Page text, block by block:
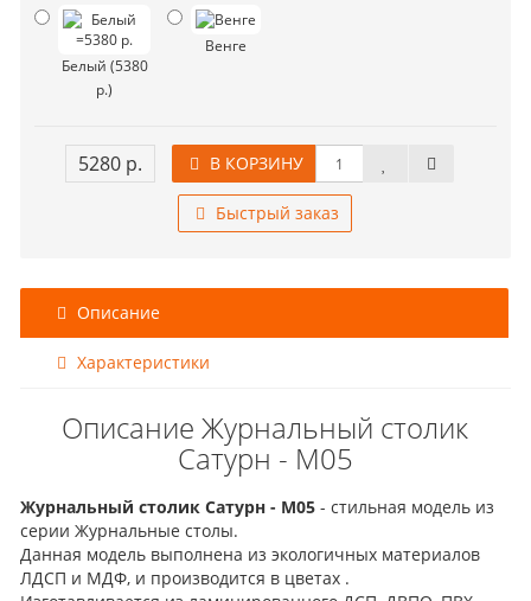
Белый (5380
р.)
Венге
5280 р. В КОРЗИНУ
Быстрый заказ
Описание
Характеристики
Описание Журнальный столик
Сатурн - М05
Журнальный столик Сатурн - М05 - стильная модель из
серии Журнальные столы.
Данная модель выполнена из экологичных материалов
ЛДСП и МДФ, и производится в цветах .